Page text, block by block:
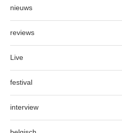
nieuws
reviews
Live
festival
interview